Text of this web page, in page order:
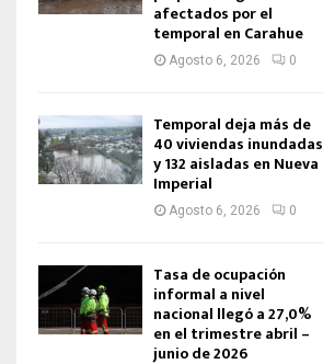
afectados por el
temporal en Carahue
Agosto 6, 2026 0
Temporal deja más de
40 viviendas inundadas
y 132 aisladas en Nueva
Imperial
Agosto 6, 2026 0
Tasa de ocupación
informal a nivel
nacional llegó a 27,0%
en el trimestre abril –
junio de 2026